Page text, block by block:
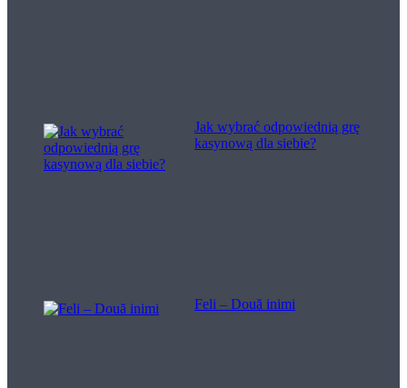
Jak wybrać odpowiednią grę
kasynową dla siebie?
Feli – Două inimi